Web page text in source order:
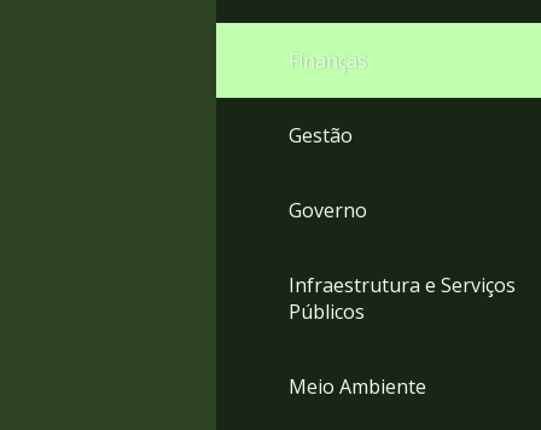
Finanças
Gestão
Governo
Infraestrutura e Serviços
Públicos
Meio Ambiente